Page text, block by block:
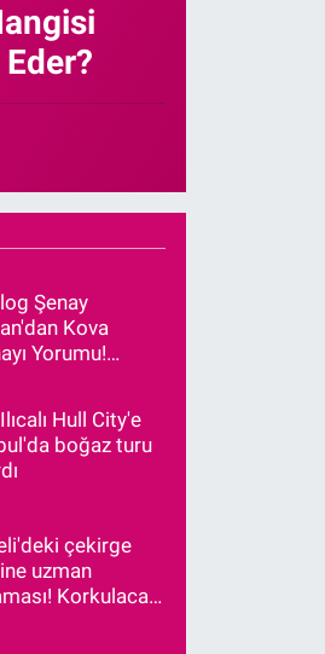
Şenay
Kova
Yorumu!
Hull City'e
boğaz turu
çekirge
uzman
Korkulacak